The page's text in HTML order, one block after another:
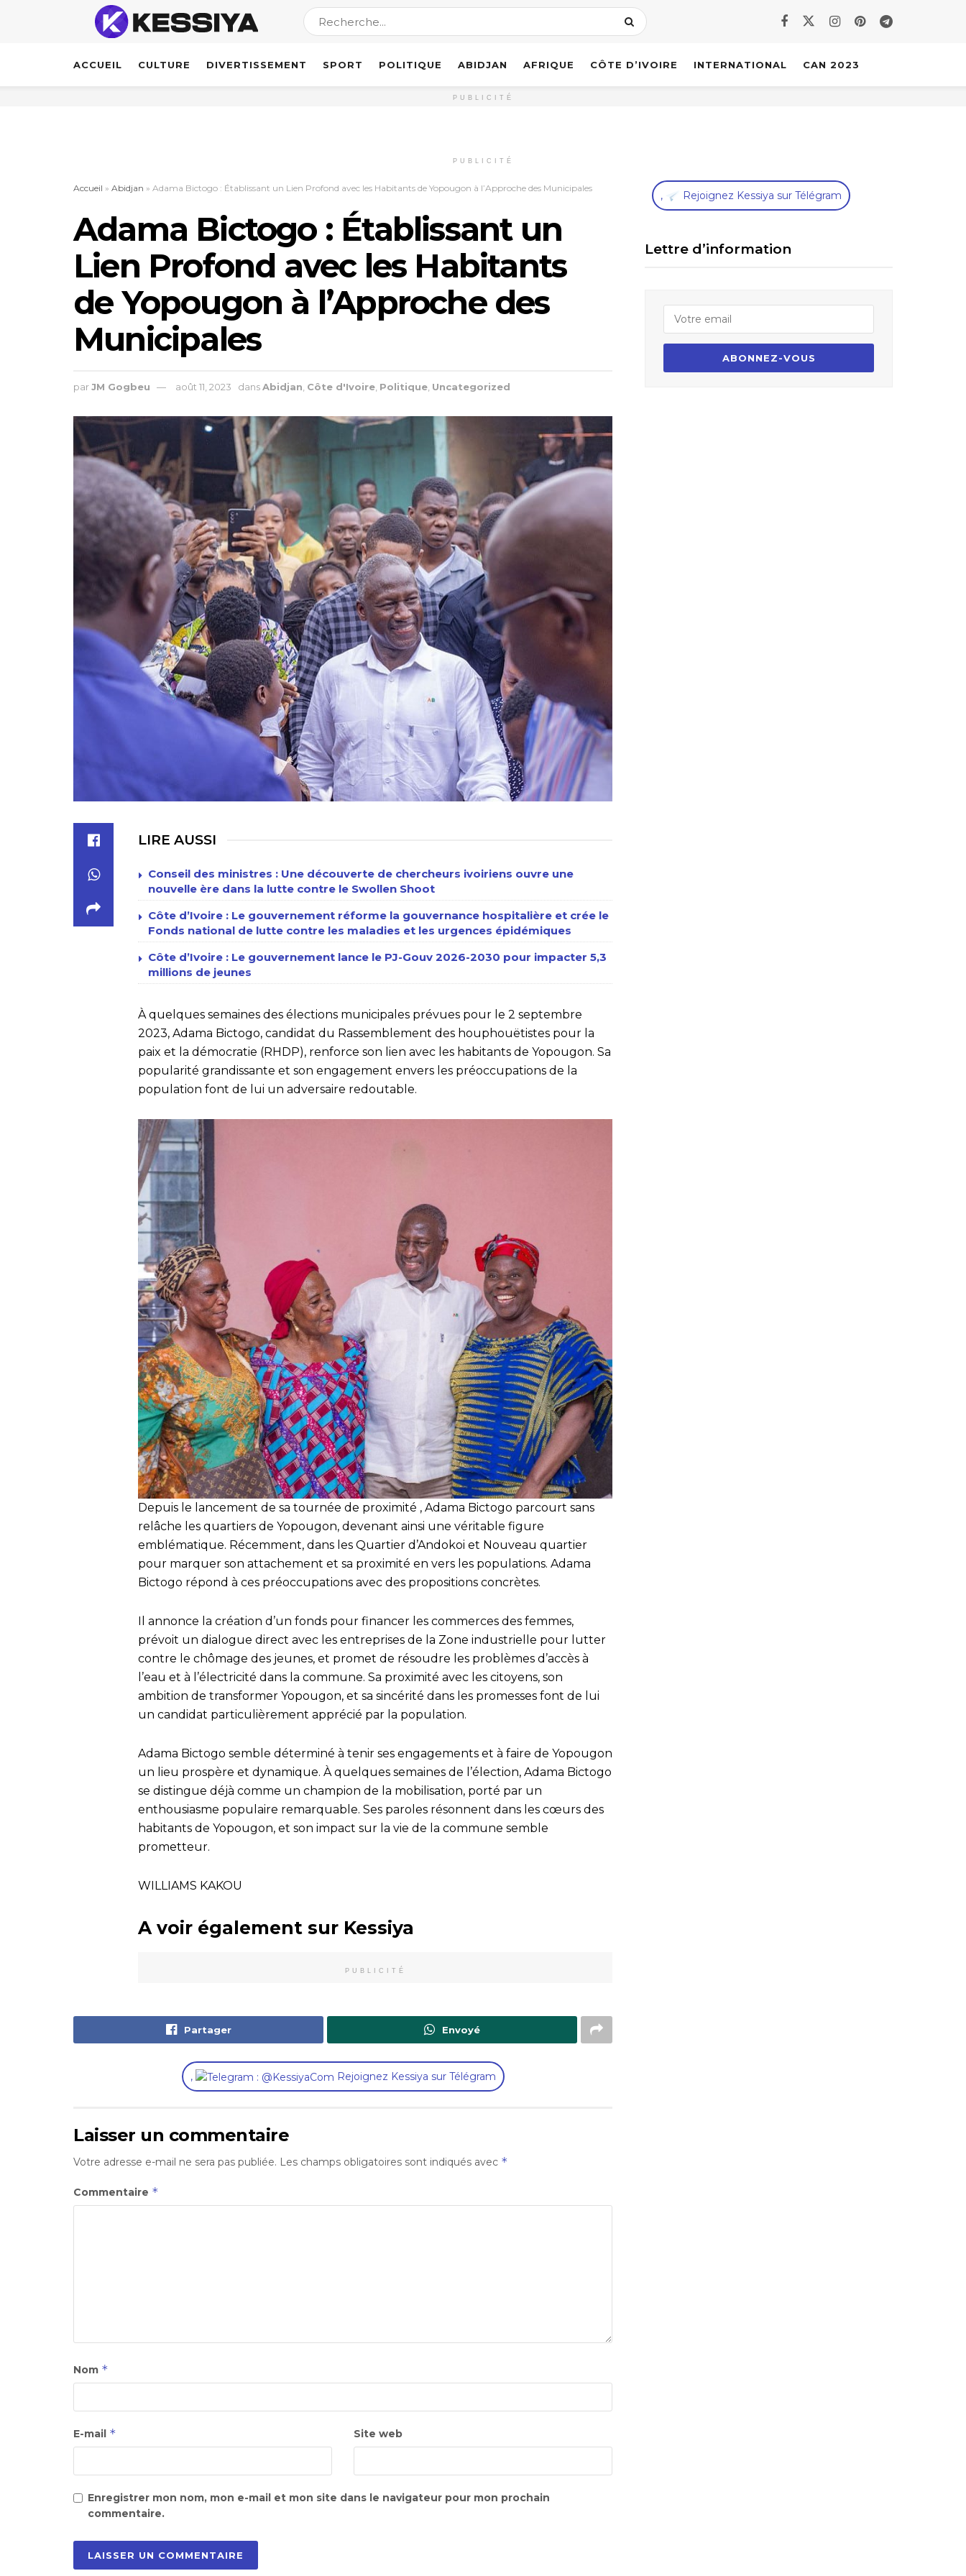
ACCUEIL CULTURE DIVERTISSEMENT SPORT POLITIQUE ABIDJAN AFRIQUE CÔTE D’IVOIRE INTERNATIONAL CAN 2023
PUBLICITÉ
PUBLICITÉ
Accueil » Abidjan » Adama Bictogo : Établissant un Lien Profond avec les Habitants de Yopougon à l’Approche des Municipales
Adama Bictogo : Établissant un
Lien Profond avec les Habitants
de Yopougon à l’Approche des
Municipales
parJM Gogbeu août 11, 2023 dansAbidjan Côte d'Ivoire Politique Uncategorized
LIRE AUSSI
Conseil des ministres : Une découverte de chercheurs ivoiriens ouvre une
nouvelle ère dans la lutte contre le Swollen Shoot
Côte d’Ivoire : Le gouvernement réforme la gouvernance hospitalière et crée le
Fonds national de lutte contre les maladies et les urgences épidémiques
Côte d’Ivoire : Le gouvernement lance le PJ-Gouv 2026-2030 pour impacter 5,3
millions de jeunes
À quelques semaines des élections municipales prévues pour le 2 septembre
2023, Adama Bictogo, candidat du Rassemblement des houphouëtistes pour la
paix et la démocratie (RHDP), renforce son lien avec les habitants de Yopougon. Sa
popularité grandissante et son engagement envers les préoccupations de la
population font de lui un adversaire redoutable.
Depuis le lancement de sa tournée de proximité , Adama Bictogo parcourt sans
relâche les quartiers de Yopougon, devenant ainsi une véritable figure
emblématique. Récemment, dans les Quartier d’Andokoi et Nouveau quartier
pour marquer son attachement et sa proximité en vers les populations. Adama
Bictogo répond à ces préoccupations avec des propositions concrètes.
Il annonce la création d’un fonds pour financer les commerces des femmes,
prévoit un dialogue direct avec les entreprises de la Zone industrielle pour lutter
contre le chômage des jeunes, et promet de résoudre les problèmes d’accès à
l’eau et à l’électricité dans la commune. Sa proximité avec les citoyens, son
ambition de transformer Yopougon, et sa sincérité dans les promesses font de lui
un candidat particulièrement apprécié par la population.
Adama Bictogo semble déterminé à tenir ses engagements et à faire de Yopougon
un lieu prospère et dynamique. À quelques semaines de l’élection, Adama Bictogo
se distingue déjà comme un champion de la mobilisation, porté par un
enthousiasme populaire remarquable. Ses paroles résonnent dans les cœurs des
habitants de Yopougon, et son impact sur la vie de la commune semble
prometteur.
WILLIAMS KAKOU
A voir également sur Kessiya
PUBLICITÉ
Partager Envoyé
, Rejoignez Kessiya sur Télégram
Laisser un commentaire
Votre adresse e-mail ne sera pas publiée. Les champs obligatoires sont indiqués avec *
Commentaire *
Nom *
E-mail * Site web
Enregistrer mon nom, mon e-mail et mon site dans le navigateur pour mon prochain
commentaire.
, Rejoignez Kessiya sur Télégram
Lettre d’information